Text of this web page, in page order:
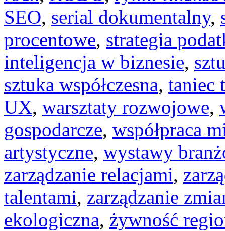
SEO, serial dokumentalny,
procentowe, strategia
inteligencja w biznesie,
sztuka współczesna, taniec
UX, warsztaty rozwojowe,
gospodarcze, współpraca
artystyczne, wystawy
zarządzanie relacjami,
talentami, zarządzanie
ekologiczna, żywność